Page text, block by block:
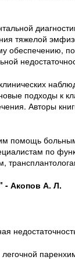
тяжелой
обеспечению,
подходы к
Авторы
помощь
по
- Акопов А. Л.